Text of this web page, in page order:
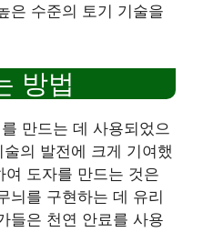
은 수준의 토기 기술을
방법
만드는 데 사용되었으
의 발전에 크게 기여했
도자를 만드는 것은
늬를 구현하는 데 유리
들은 천연 안료를 사용